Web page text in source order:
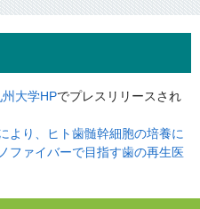
州大学HPでプレスリリースされ
より、ヒト歯髄幹細胞の培養に
ァイバーで目指す歯の再生医